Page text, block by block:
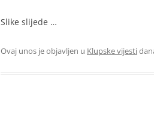
Slike slijede …
Ovaj unos je objavljen u Klupske vijesti